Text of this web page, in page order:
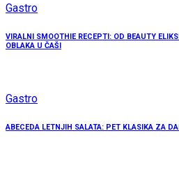
Gastro
VIRALNI SMOOTHIE RECEPTI: OD BEAUTY
OBLAKA U ČAŠI
Gastro
ABECEDA LETNJIH SALATA: PET KLASIKA ZA